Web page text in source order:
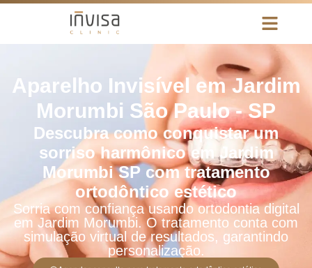
Aparelho Invisível em Jardim
Morumbi São Paulo - SP
Descubra como conquistar um
sorriso harmônico em Jardim
Morumbi SP com tratamento
ortodôntico estético
Sorria com confiança usando ortodontia digital
em Jardim Morumbi. O tratamento conta com
simulação virtual de resultados, garantindo
personalização.